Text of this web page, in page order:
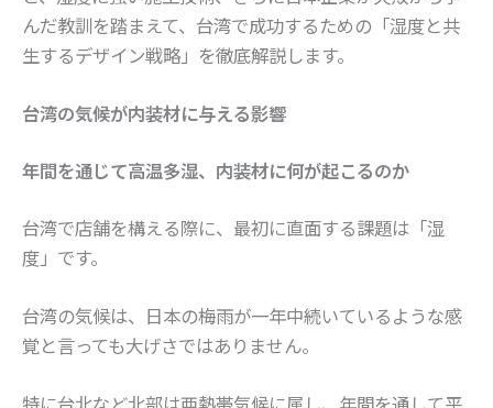
んだ教訓を踏まえて、台湾で成功するための「湿度と共
生するデザイン戦略」を徹底解説します。
台湾の気候が内装材に与える影響
年間を通じて高温多湿、内装材に何が起こるのか
台湾で店舗を構える際に、最初に直面する課題は「湿
度」です。
台湾の気候は、日本の梅雨が一年中続いているような感
覚と言っても大げさではありません。